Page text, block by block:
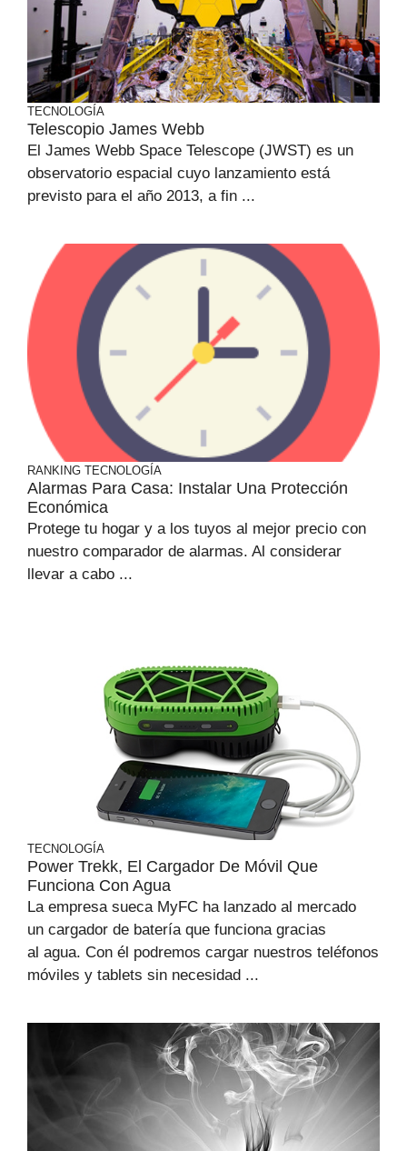
TECNOLOGÍA
Telescopio James Webb
El James Webb Space Telescope (JWST) es un
observatorio espacial cuyo lanzamiento está
previsto para el año 2013, a fin ...
RANKING TECNOLOGÍA
Alarmas Para Casa: Instalar Una Protección
Económica
Protege tu hogar y a los tuyos al mejor precio con
nuestro comparador de alarmas. Al considerar
llevar a cabo ...
TECNOLOGÍA
Power Trekk, El Cargador De Móvil Que
Funciona Con Agua
La empresa sueca MyFC ha lanzado al mercado
un cargador de batería que funciona gracias
al agua. Con él podremos cargar nuestros teléfonos
móviles y tablets sin necesidad ...